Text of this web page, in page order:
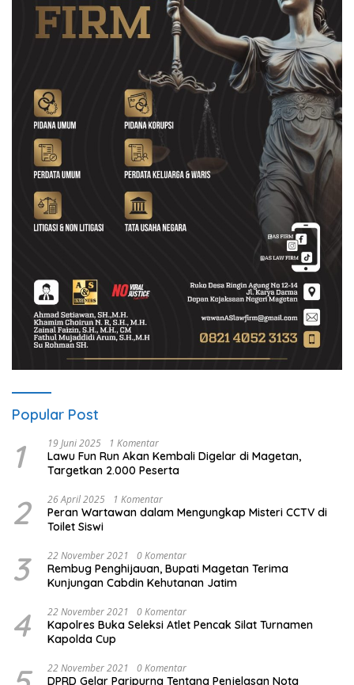
Popular Post
1 19 Juni 2025 1 Komentar
Lawu Fun Run Akan Kembali Digelar di Magetan,
Targetkan 2.000 Peserta
2 26 April 2025 1 Komentar
Peran Wartawan dalam Mengungkap Misteri CCTV di
Toilet Siswi
3 22 November 2021 0 Komentar
Rembug Penghijauan, Bupati Magetan Terima
Kunjungan Cabdin Kehutanan Jatim
4 22 November 2021 0 Komentar
Kapolres Buka Seleksi Atlet Pencak Silat Turnamen
Kapolda Cup
22 November 2021 0 Komentar
DPRD Gelar Paripurna Tentang Penjelasan Nota